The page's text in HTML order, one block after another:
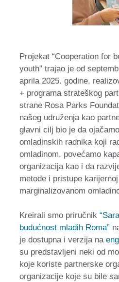
Projekat “Cooperation for
youth” trajao je od
aprila 2025. godine,
+ programa strateškog
strane Rosa Parks
našeg udruženja kao
glavni cilj bio je da
omladinskih radnika koji
omladinom, povećamo
organizacija kao i da
metode i pristupe
marginalizovanom
Kreirali smo priručnik
budućnost mladih Roma”
je dostupna i verzija na
su predstavljeni neki od
koje koriste partnerske
organizacije koje su bile